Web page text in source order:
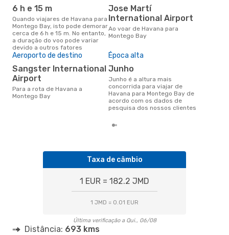
6 h e 15 m
Quando viajares de Havana para
Montego Bay, isto pode demorar
cerca de 6 h e 15 m. No entanto,
a duração do voo pode variar
devido a outros fatores
Jose Martí
International Airport
Ao voar de Havana para
Montego Bay
Aeroporto de destino
Sangster International
Airport
Para a rota de Havana a
Montego Bay
Época alta
junho
junho é a altura mais
concorrida para viajar de
Havana para Montego Bay de
acordo com os dados de
pesquisa dos nossos clientes
Taxa de câmbio
1 EUR = 182.2 JMD
1 JMD = 0.01 EUR
Última verificação a Qui., 06/08
Distância: 693 kms